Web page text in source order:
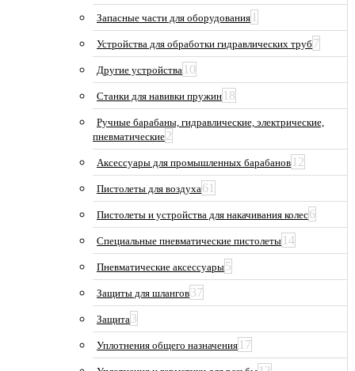
Запасные части для оборудования 1
Устройства для обработки гидравлических труб 7
Другие устройства 10
Станки для навивки пружин 18
Ручные барабаны, гидравлические, электрические,
пневматические2
Аксессуары для промышленных барабанов 12
Пистолеты для воздуха 61
Пистолеты и устройства для накачивания колес6
Специальные пневматические пистолеты 14
Пневматические аксессуары5
Защиты для шлангов37
Защита 3
Уплотнения общего назначения 17